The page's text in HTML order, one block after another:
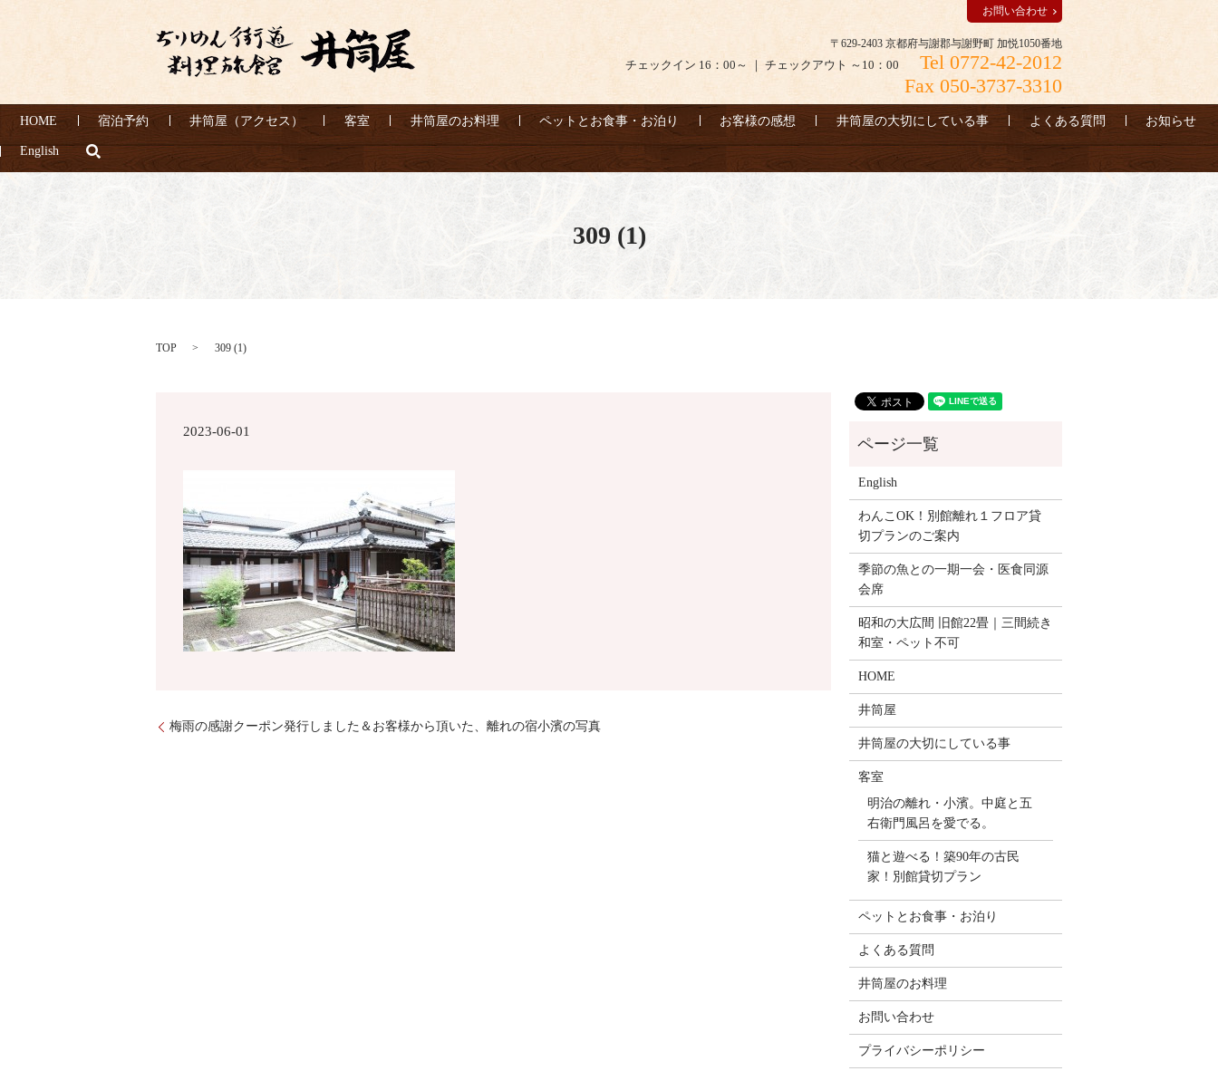
〒629-2403 京都府与謝郡与謝野町 加悦1050番地
チェックイン 16：00～ ｜ チェックアウト ～10：00
Tel 0772-42-2012
Fax 050-3737-3310
お問い合わせ
HOME 宿泊予約 井筒屋（アクセス） 客室 井筒屋のお料理 ペットとお食事・お泊り お客様の感想 井筒屋の大切にしている事 よくある質問 お知らせ
English
309 (1)
TOP 309 (1)
2023-06-01
梅雨の感謝クーポン発行しました＆お客様から頂いた、離れの宿小濱の写真
English
わんこOK！別館離れ１フロア貸
切プランのご案内
季節の魚との一期一会・医食同源
会席
昭和の大広間 旧館22畳｜三間続き
和室・ペット不可
HOME
井筒屋
井筒屋の大切にしている事
客室
明治の離れ・小濱。中庭と五
右衛門風呂を愛でる。
猫と遊べる！築90年の古民
家！別館貸切プラン
ペットとお食事・お泊り
よくある質問
井筒屋のお料理
お問い合わせ
プライバシーポリシー